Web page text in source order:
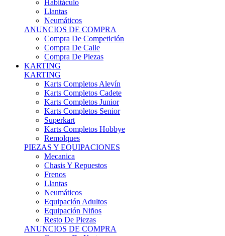
Neumáticos
ANUNCIOS DE COMPRA
Compra De Competición
Compra De Calle
Compra De Piezas
KARTING
KARTING
Karts Completos Alevín
Karts Completos Cadete
Karts Completos Junior
Karts Completos Senior
Superkart
Karts Completos Hobbye
Remolques
PIEZAS Y EQUIPACIONES
Mecanica
Chasis Y Repuestos
Frenos
Llantas
Neumáticos
Equipación Adultos
Equipación Niños
Resto De Piezas
ANUNCIOS DE COMPRA
Compra De Karts
Compra De Piezas